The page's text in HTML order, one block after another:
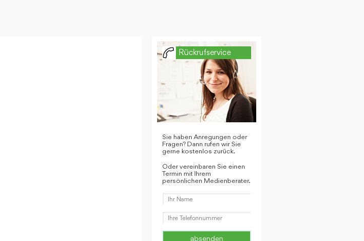
Rückrufservice
Sie haben Anregungen oder
Fragen? Dann rufen wir Sie
gerne kostenlos zurück.
Oder vereinbaren Sie einen
Termin mit Ihrem
persönlichen Medienberater.